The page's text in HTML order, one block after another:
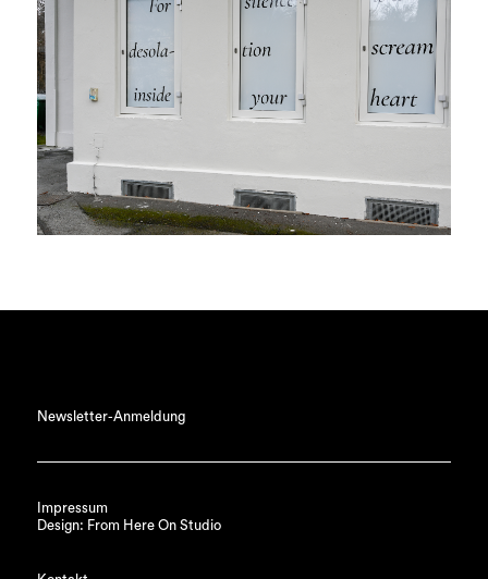
Newsletter-Anmeldung
Impressum
Design: From Here On Studio